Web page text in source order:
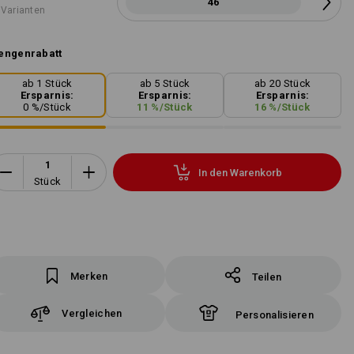
ab 1 Stück
Ersparnis:
0 %/Stück
ab 5 Stück
Ersparnis:
11 %/Stück
ab 20 Stück
Ersparnis:
16 %/Stück
Stück
In den Warenkorb
Merken Teilen
Vergleichen Personalisieren